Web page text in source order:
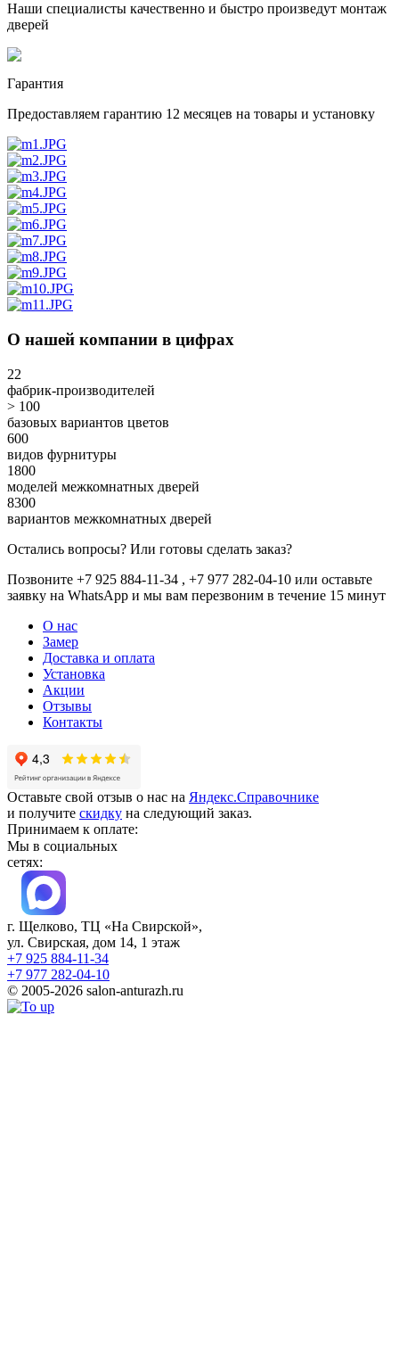
Наши специалисты качественно и быстро произведут монтаж
дверей
Гарантия
Предоставляем гарантию 12 месяцев на товары и установку
О нашей компании в цифрах
22
фабрик-производителей
> 100
базовых вариантов цветов
600
видов фурнитуры
1800
моделей межкомнатных дверей
8300
вариантов межкомнатных дверей
Остались вопросы? Или готовы сделать заказ?
Позвоните +7 925 884-11-34 , +7 977 282-04-10 или оставьте
заявку на WhatsApp и мы вам перезвоним в течение 15 минут
О нас
Замер
Доставка и оплата
Установка
Акции
Отзывы
Контакты
Оставьте свой отзыв о нас на Яндекс.Справочнике
и получите скидку на следующий заказ.
Принимаем к оплате:
Мы в социальных
сетях:
г. Щелково, ТЦ «На Свирской»,
ул. Свирская, дом 14, 1 этаж
+7 925 884-11-34
+7 977 282-04-10
© 2005-2026 salon-anturazh.ru